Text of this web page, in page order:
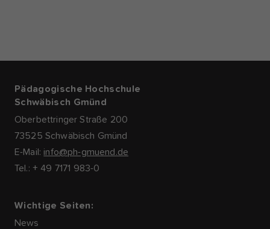
Pädagogische Hochschule
Schwäbisch Gmünd
Oberbettringer Straße 200
73525 Schwäbisch Gmünd
E-Mail: info@ph-gmuend.de
Tel.: + 49 7171 983-0
Wichtige Seiten:
News